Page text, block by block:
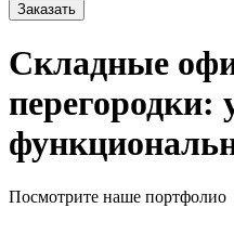
Заказать
Складные
перегородки:
Посмотрите наше портфолио